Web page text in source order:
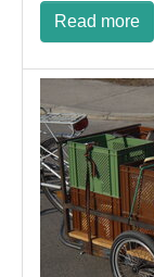
Read more